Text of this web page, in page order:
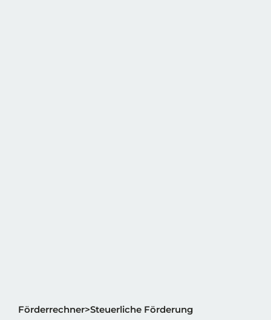
Förderrechner Steuerliche Förderung